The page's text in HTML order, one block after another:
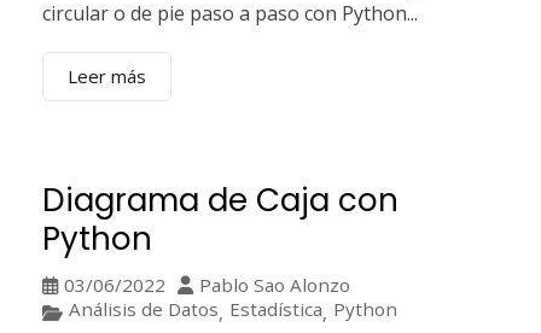
circular o de pie paso a paso con Python...
Leer más
Diagrama de Caja con
Python
03/06/2022
Pablo Sao Alonzo
Análisis de Datos, Estadística, Python